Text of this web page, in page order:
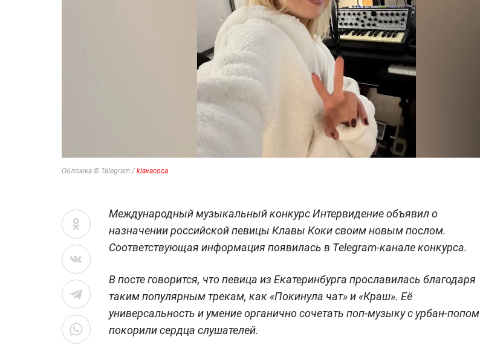
Обложка © Telegram / klavacoca
Международный музыкальный конкурс Интервидение объявил о
назначении российской певицы Клавы Коки своим новым послом.
Соответствующая информация появилась в Telegram-канале конкурса.
В посте говорится, что певица из Екатеринбурга прославилась благодаря
таким популярным трекам, как «Покинула чат» и «Краш». Её
универсальность и умение органично сочетать поп-музыку с урбан-попом
покорили сердца слушателей.